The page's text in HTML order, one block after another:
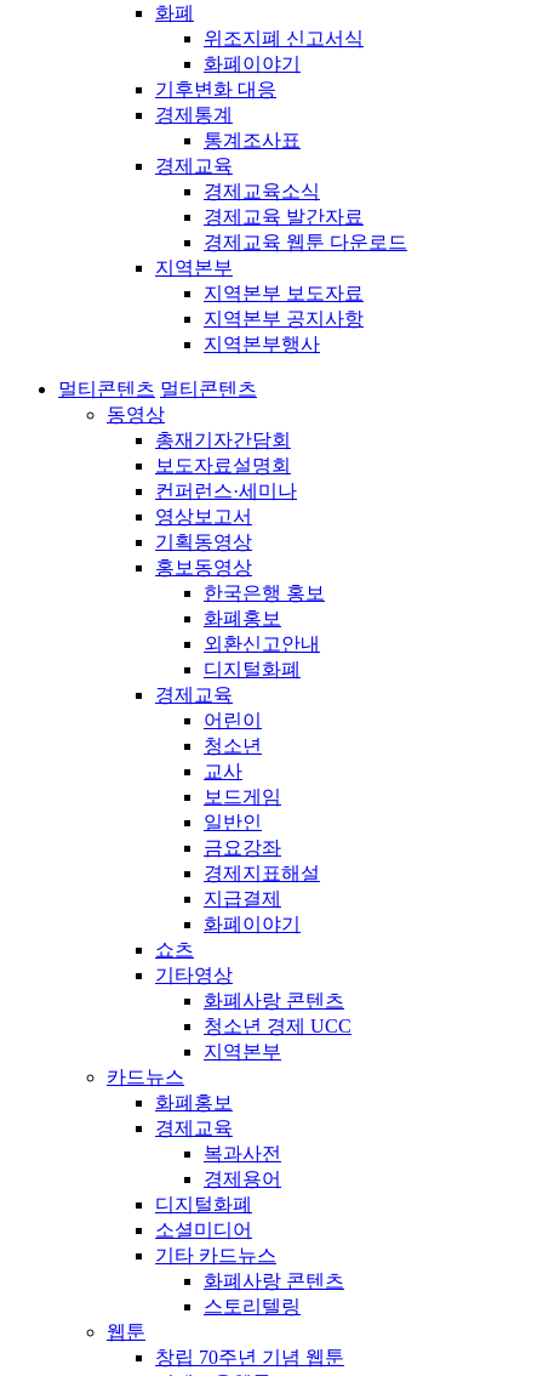
화폐
위조지폐 신고서식
화폐이야기
기후변화 대응
경제통계
통계조사표
경제교육
경제교육소식
경제교육 발간자료
경제교육 웹툰 다운로드
지역본부
지역본부 보도자료
지역본부 공지사항
지역본부행사
멀티콘텐츠 멀티콘텐츠
동영상
총재기자간담회
보도자료설명회
컨퍼런스·세미나
영상보고서
기획동영상
홍보동영상
한국은행 홍보
화폐홍보
외환신고안내
디지털화폐
경제교육
어린이
청소년
교사
보드게임
일반인
금요강좌
경제지표해설
지급결제
화폐이야기
쇼츠
기타영상
화폐사랑 콘텐츠
청소년 경제 UCC
지역본부
카드뉴스
화폐홍보
경제교육
복과사전
경제용어
디지털화폐
소셜미디어
기타 카드뉴스
화폐사랑 콘텐츠
스토리텔링
웹툰
창립 70주년 기념 웹툰